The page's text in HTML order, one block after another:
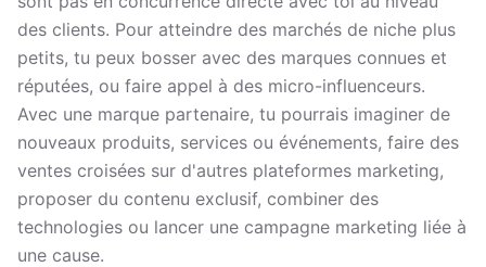
des clients. Pour atteindre des marchés de niche plus
petits, tu peux bosser avec des marques connues et
réputées, ou faire appel à des micro-influenceurs.
Avec une marque partenaire, tu pourrais imaginer de
nouveaux produits, services ou événements, faire des
ventes croisées sur d'autres plateformes marketing,
proposer du contenu exclusif, combiner des
technologies ou lancer une campagne marketing liée à
une cause.